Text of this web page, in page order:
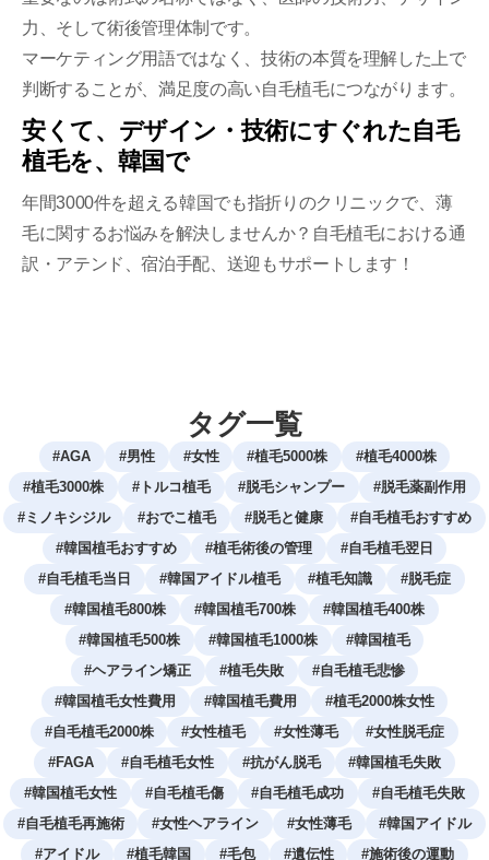
力、そして術後管理体制です。
マーケティング用語ではなく、技術の本質を理解した上で
判断することが、満足度の高い自毛植毛につながります。
安くて、デザイン・技術にすぐれた自毛
植毛を、韓国で
年間3000件を超える韓国でも指折りのクリニックで、薄
毛に関するお悩みを解決しませんか？自毛植毛における通
訳・アテンド、宿泊手配、送迎もサポートします！
タグ一覧
#AGA #男性 #女性 #植毛5000株 #植毛4000株
#植毛3000株 #トルコ植毛 #脱毛シャンプー #脱毛薬副作用
#ミノキシジル #おでこ植毛 #脱毛と健康 #自毛植毛おすすめ
#韓国植毛おすすめ #植毛術後の管理 #自毛植毛翌日
#自毛植毛当日 #韓国アイドル植毛 #植毛知識 #脱毛症
#韓国植毛800株 #韓国植毛700株 #韓国植毛400株
#韓国植毛500株 #韓国植毛1000株 #韓国植毛
#ヘアライン矯正 #植毛失敗 #自毛植毛悲惨
#韓国植毛女性費用 #韓国植毛費用 #植毛2000株女性
#自毛植毛2000株 #女性植毛 #女性薄毛 #女性脱毛症
#FAGA #自毛植毛女性 #抗がん脱毛 #韓国植毛失敗
#韓国植毛女性 #自毛植毛傷 #自毛植毛成功 #自毛植毛失敗
#自毛植毛再施術 #女性ヘアライン #女性薄毛 #韓国アイドル
#アイドル #植毛韓国 #毛包 #遺伝性 #施術後の運動